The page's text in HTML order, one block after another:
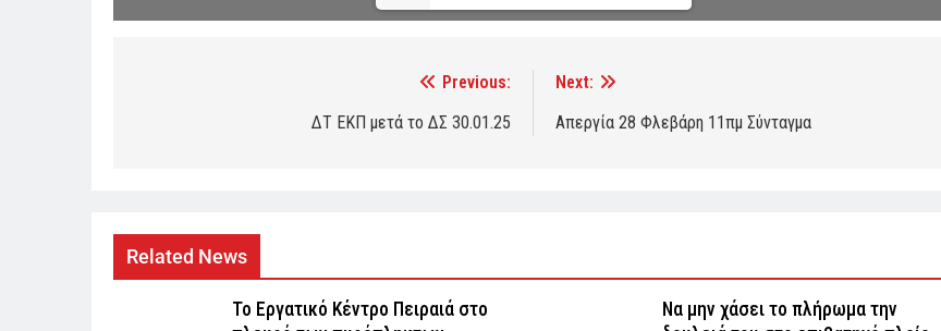
Previous:
ΔΤ ΕΚΠ μετά το ΔΣ 30.01.25
Next:
Απεργία 28 Φλεβάρη 11πμ Σύνταγμα
Related News
Το Εργατικό Κέντρο Πειραιά στο
Να μην χάσει το πλήρωμα την